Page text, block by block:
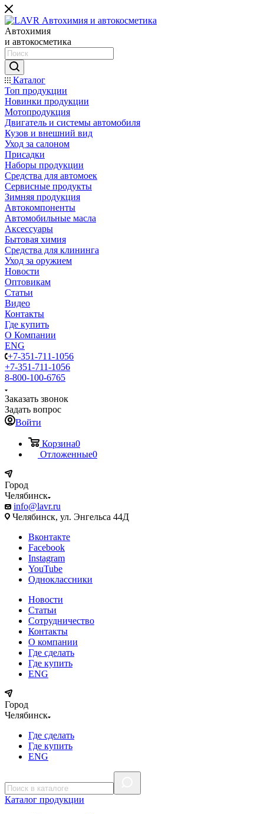
Автохимия
и автокосметика
Каталог
Топ продукции
Новинки продукции
Мотопродукция
Двигатель и системы автомобиля
Кузов и внешний вид
Уход за салоном
Присадки
Наборы продукции
Средства для автомоек
Сервисные продукты
Зимняя продукция
Автокомпоненты
Автомобильные масла
Аксессуары
Бытовая химия
Средства для клининга
Уход за оружием
Новости
Оптовикам
Статьи
Видео
Контакты
Где купить
О Компании
ENG
+7-351-711-1056
+7-351-711-1056
8-800-100-6765
Заказать звонок
Задать вопрос
Войти
Корзина0
Отложенные0
Город
Челябинск
info@lavr.ru
Челябинск, ул. Энгельса 44Д
Вконтакте
Facebook
Instagram
YouTube
Одноклассники
Новости
Статьи
Сотрудничество
Контакты
О компании
Где сделать
Где купить
ENG
Город
Челябинск
Где сделать
Где купить
ENG
Каталог продукции